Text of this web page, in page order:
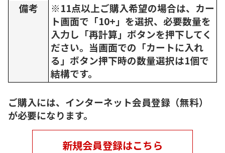
備考
※11点以上ご購入希望の場合は、カー
ト画面で「10+」を選択、必要数量を
入力し「再計算」ボタンを押下してく
ださい。当画面での「カートに入れ
る」ボタン押下時の数量選択は1個で
結構です。
ご購入には、インターネット会員登録（無料）
が必要になります。
新規会員登録はこちら